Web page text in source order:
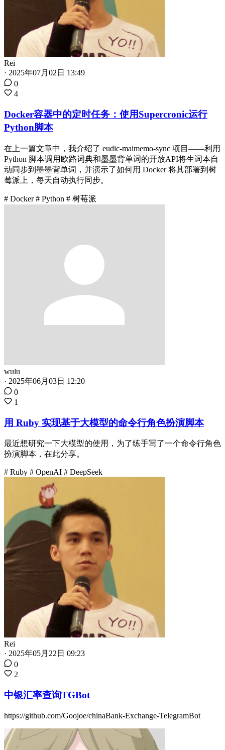
Rei
· 2025年07月02日 13:49
0
4
Docker容器中的定时任务：使用Supercronic运行
Python脚本
在上一篇文章中，我介绍了 eudic-maimemo-sync 项目——利用
Python 脚本调用欧路词典和墨墨背单词的开放API将生词本自
动同步到墨墨背单词，并演示了如何用 Docker 将其部署到树
莓派上，每天自动执行同步。
# Docker # Python # 树莓派
wulu
· 2025年06月03日 12:20
0
1
用 Ruby 实现基于大模型的命令行角色扮演脚本
最近想研究一下大模型的使用，为了练手写了一个命令行角色
扮演脚本，在此分享。
# Ruby # OpenAI # DeepSeek
Rei
· 2025年05月22日 09:23
0
2
中银汇率查询TGBot
https://github.com/Goojoe/chinaBank-Exchange-TelegramBot